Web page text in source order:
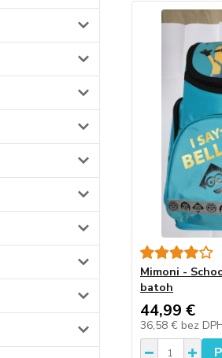
Mimoni -
batoh
44,99 €
36,58 € bez